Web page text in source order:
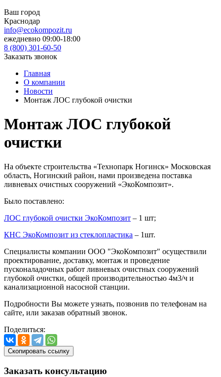
Ваш город
Краснодар
info@ecokompozit.ru
ежедневно 09:00-18:00
8 (800) 301-60-50
Заказать звонок
Главная
О компании
Новости
Монтаж ЛОС глубокой очистки
Монтаж ЛОС глубокой
очистки
На объекте строительства «Технопарк Ногинск» Московская
область, Ногинский район, нами произведена поставка
ливневых очистных сооружений «ЭкоКомпозит».
Было поставлено:
ЛОС глубокой очистки ЭкоКомпозит – 1 шт;
КНС ЭкоКомпозит из стеклопластика – 1шт.
Специалисты компании ООО "ЭкоКомпозит" осуществили
проектирование, доставку, монтаж и проведение
пусконаладочных работ ливневых очистных сооружений
глубокой очистки, общей производительностью 4м3/ч и
канализационной насосной станции.
Подробности Вы можете узнать, позвонив по телефонам на
сайте, или заказав обратный звонок.
Поделиться:
Скопировать ссылку
Заказать консультацию